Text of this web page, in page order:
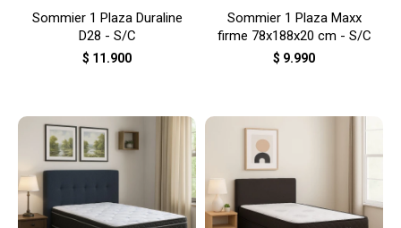
Sommier 1 Plaza Duraline
D28 - S/C
$ 11.900
Sommier 1 Plaza Maxx
firme 78x188x20 cm - S/C
$ 9.990